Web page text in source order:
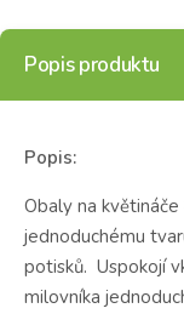
Popis produktu
Popis:
Obaly na
jednoduchému
potisků. Uspokojí
milovníka